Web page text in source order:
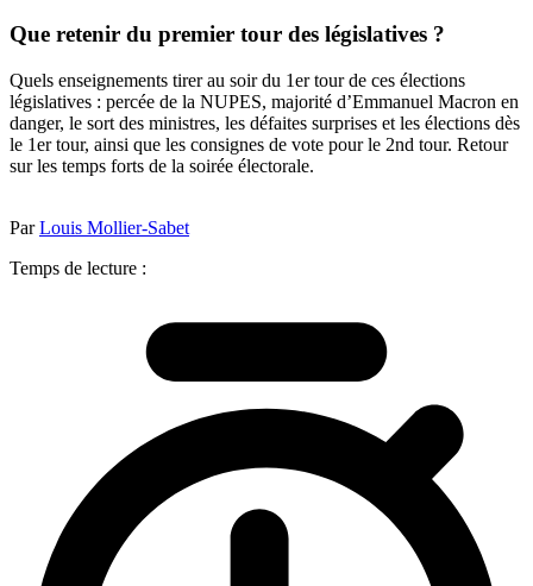
Que retenir du premier tour des législatives ?
Quels enseignements tirer au soir du 1er tour de ces élections
législatives : percée de la NUPES, majorité d’Emmanuel Macron en
danger, le sort des ministres, les défaites surprises et les élections dès
le 1er tour, ainsi que les consignes de vote pour le 2nd tour. Retour
sur les temps forts de la soirée électorale.
ParLouis Mollier-Sabet
Temps de lecture :